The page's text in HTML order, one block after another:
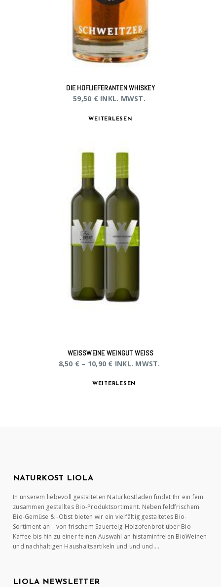
DIE HOFLIEFERANTEN WHISKEY
59,50 € INKL. MWST.
WEITERLESEN
WEISSWEINE WEINGUT WEISS
8,50 € – 10,90 € INKL. MWST.
WEITERLESEN
NATURKOST LIOLA
In unserem liebevoll gestalteten Naturkostladen findet Ihr ein fein
zusammen gestelltes Bio-Produktsortiment. Neben feldfrischem
Bio-Gemüse & -Obst bieten wir ein vielfältig gestaltetes Bio-
Sortiment an – von frischem Sauerteig-Holzofenbrot über Bio-
Kaffee bis hin zu einer feinen Auswahl an histaminfreien BioWeinen
und nachhaltigen Haushaltsartikeln und und und….
LIOLA NEWSLETTER